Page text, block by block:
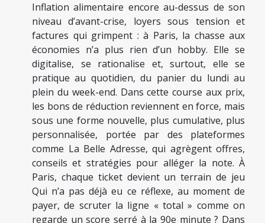
Inflation alimentaire encore au-dessus de son
niveau d’avant-crise, loyers sous tension et
factures qui grimpent : à Paris, la chasse aux
économies n’a plus rien d’un hobby. Elle se
digitalise, se rationalise et, surtout, elle se
pratique au quotidien, du panier du lundi au
plein du week-end. Dans cette course aux prix,
les bons de réduction reviennent en force, mais
sous une forme nouvelle, plus cumulative, plus
personnalisée, portée par des plateformes
comme La Belle Adresse, qui agrègent offres,
conseils et stratégies pour alléger la note. À
Paris, chaque ticket devient un terrain de jeu
Qui n’a pas déjà eu ce réflexe, au moment de
payer, de scruter la ligne « total » comme on
regarde un score serré à la 90e minute ? Dans